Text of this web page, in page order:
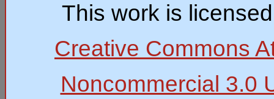
This work is
Creative Commons
Noncommercial 3.0